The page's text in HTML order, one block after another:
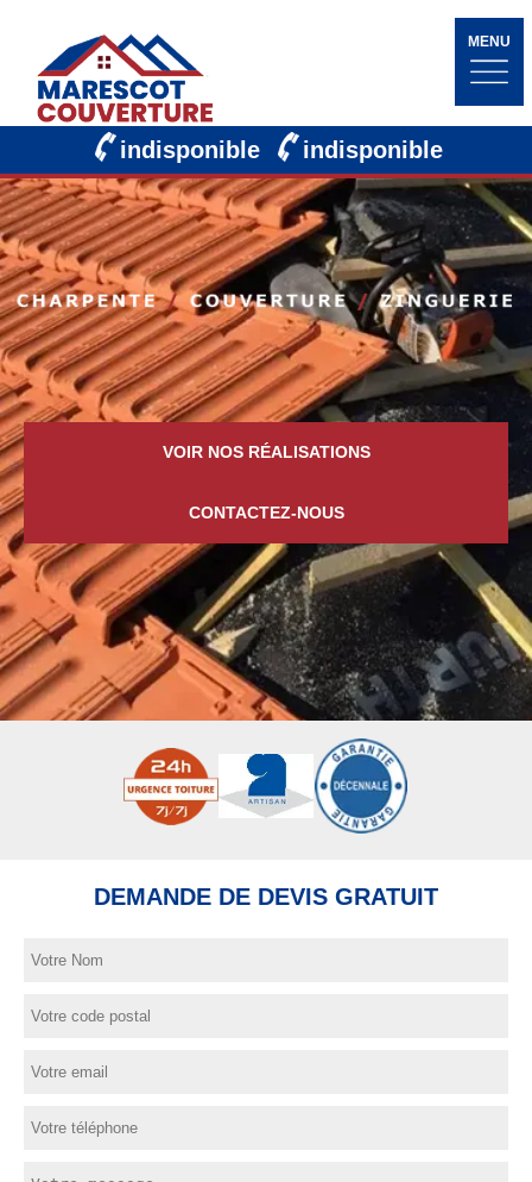
MENU
indisponible indisponible
VOIR NOS RÉALISATIONS
CONTACTEZ-NOUS
DEMANDE DE DEVIS GRATUIT